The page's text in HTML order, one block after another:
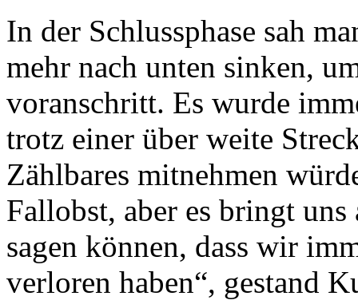
In der Schlussphase sah
mehr nach unten sinken,
voranschritt. Es wurde
trotz einer über wei­te
Zählbares mitneh­men
Fallobst, aber es bringt
sagen können, dass wir
ver­loren haben“, gestand